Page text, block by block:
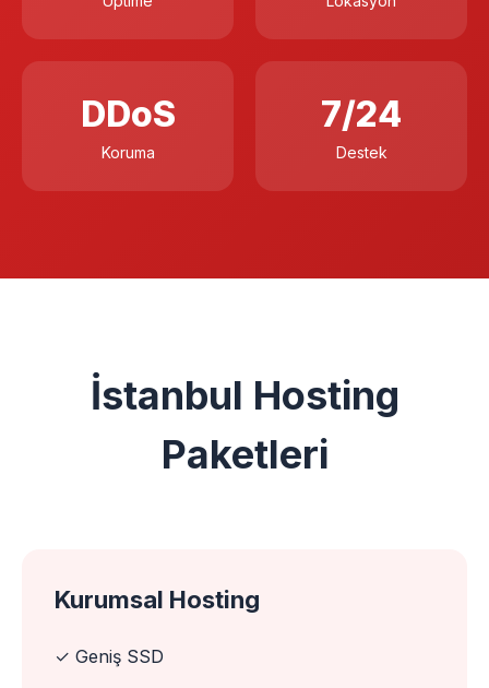
DDoS
Koruma
7/24
Destek
İstanbul Hosting
Paketleri
Kurumsal Hosting
✓ Geniş SSD